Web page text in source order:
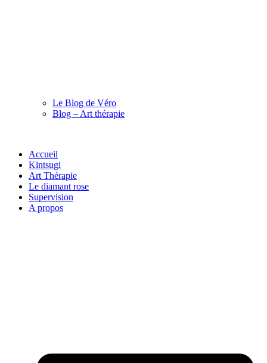
Le Blog de Véro
Blog – Art thérapie
Accueil
Kintsugi
Art Thérapie
Le diamant rose
Supervision
A propos